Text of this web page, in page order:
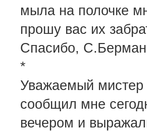
мыла на полочке
прошу вас их
Спасибо,
*
Уважаемый
сообщил мне
вечером и